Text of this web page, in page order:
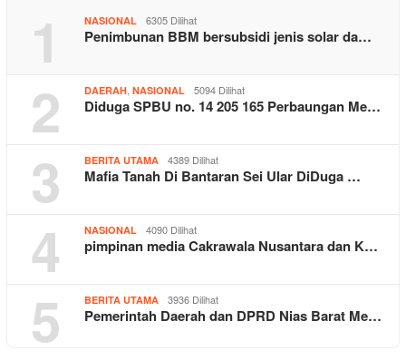
1 NASIONAL 6305 Dilihat
Penimbunan BBM bersubsidi jenis solar da…
2 DAERAH, NASIONAL 5094 Dilihat
Diduga SPBU no. 14 205 165 Perbaungan Me…
3 BERITA UTAMA 4389 Dilihat
Mafia Tanah Di Bantaran Sei Ular DiDuga …
4 NASIONAL 4090 Dilihat
pimpinan media Cakrawala Nusantara dan K…
5 BERITA UTAMA 3936 Dilihat
Pemerintah Daerah dan DPRD Nias Barat Me…